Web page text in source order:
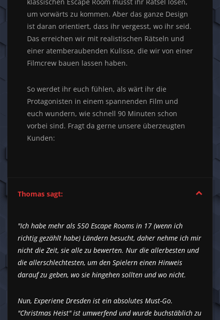
um vorwärts zu kommen. Aber das ganze Design
ist daran orientiert, dass ihr vergesst, wo ihr seid.
Das erreichen wir mit realistischen Rätseln und
einer atemberaubenden Kulisse, die wir von einer
Filmcrew bauen lassen haben.
So werdet ihr euch fühlen, als wärt ihr die
Protagonisten in einem spannenden Film und
euch wundern, wie schnell 90 Minuten schon
vorbei sind. Fragt da gerne unsere überzeugten
Kunden:
Thomas sagt:
"Ich habe mehr als 550 Escape Rooms in 17 (wenn ich
richtig gezählt habe) Ländern besucht, daher nehme ich mir
nicht die Zeit, sie alle zu bewerten. Nur die allerbesten und
die allerschlechtesten, um den Spielern einen Hinweis
darauf zu geben, wo sie hingehen sollten und wo nicht.
Nun, Experiene Dresden ist ein absolutes Must-Go.
"Christmas Heist" ist umwerfend und wurde buchstäblich zu